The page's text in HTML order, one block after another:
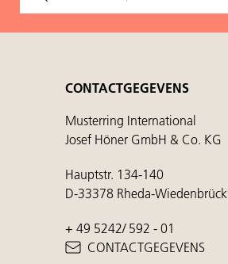
CONTACTGEGEVENS
Musterring International
Josef Höner GmbH & Co. KG
Hauptstr. 134-140
D-33378 Rheda-Wiedenbrück
+ 49 5242/ 592 - 01
CONTACTGEGEVENS